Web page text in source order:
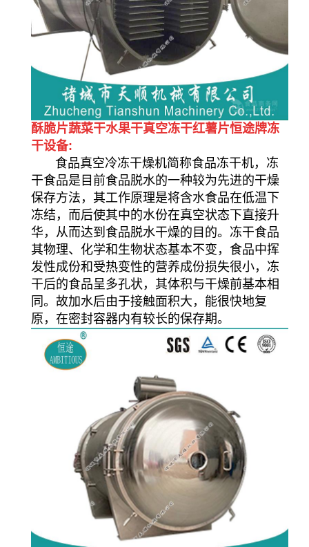
酥脆片蔬菜干水果干真空冻干红薯片恒途牌冻
干设备:
食品真空冷冻干燥机简称食品冻干机，冻
干食品是目前食品脱水的一种较为先进的干燥
保存方法，其工作原理是将含水食品在低温下
冻结，而后使其中的水份在真空状态下直接升
华，从而达到食品脱水干燥的目的。冻干食品
其物理、化学和生物状态基本不变，食品中挥
发性成份和受热变性的营养成份损失很小，冻
干后的食品呈多孔状，其体积与干燥前基本相
同。故加水后由于接触面积大，能很快地复
原，在密封容器内有较长的保存期。